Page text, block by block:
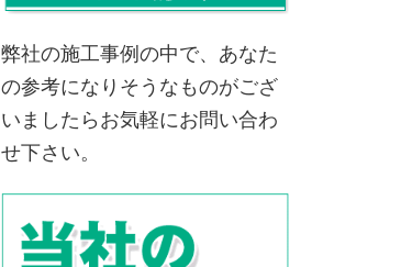
弊社の施工事例の中で、あなた
の参考になりそうなものがござ
いましたらお気軽にお問い合わ
せ下さい。